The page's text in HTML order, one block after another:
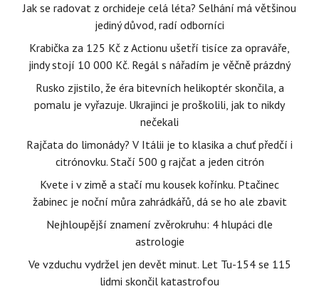
Jak se radovat z orchideje celá léta? Selhání má většinou
jediný důvod, radí odborníci
Krabička za 125 Kč z Actionu ušetří tisíce za opraváře,
jindy stojí 10 000 Kč. Regál s nářadím je věčně prázdný
Rusko zjistilo, že éra bitevních helikoptér skončila, a
pomalu je vyřazuje. Ukrajinci je proškolili, jak to nikdy
nečekali
Rajčata do limonády? V Itálii je to klasika a chuť předčí i
citrónovku. Stačí 500 g rajčat a jeden citrón
Kvete i v zimě a stačí mu kousek kořínku. Ptačinec
žabinec je noční můra zahrádkářů, dá se ho ale zbavit
Nejhloupější znamení zvěrokruhu: 4 hlupáci dle
astrologie
Ve vzduchu vydržel jen devět minut. Let Tu-154 se 115
lidmi skončil katastrofou